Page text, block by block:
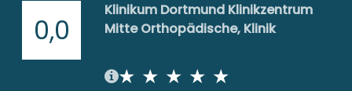
0,0
Klinikum Dortmund Klinikzentrum
Mitte Orthopädische, Klinik